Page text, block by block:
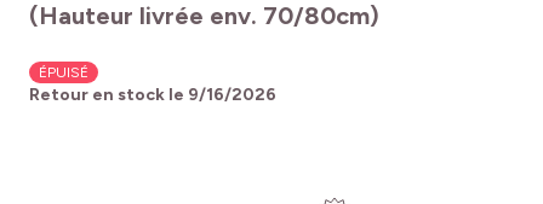
(Hauteur livrée env. 70/80cm)
ÉPUISÉ
Retour en stock le 9/16/2026